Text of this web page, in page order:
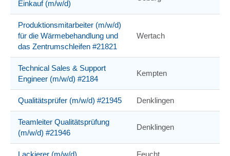
Einkauf (m/w/d)
Produktionsmitarbeiter (m/w/d)
für die Wärmebehandlung und
das Zentrumschleifen #21821
Wertach
Technical Sales & Support
Engineer (m/w/d) #2184
Kempten
Qualitätsprüfer (m/w/d) #21945 Denklingen
Teamleiter Qualitätsprüfung
(m/w/d) #21946
Denklingen
Lackierer (m/w/d) Feucht